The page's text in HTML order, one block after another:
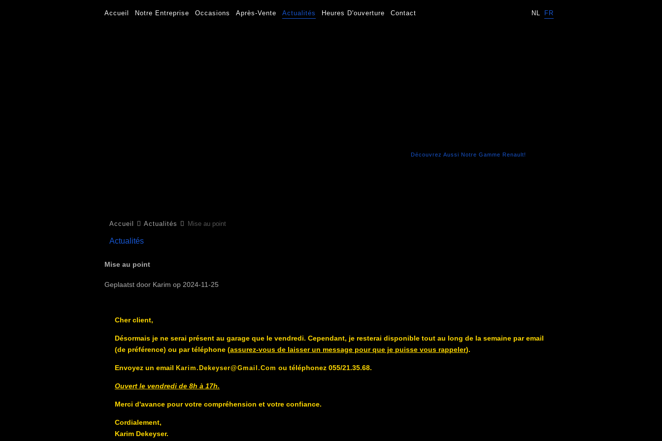
Accueil Notre Entreprise Occasions Après-Vente Actualités Heures D'ouverture Contact NL FR
Découvrez Aussi Notre Gamme Renault!
Accueil Actualités Mise au point
Actualités
Mise au point
Geplaatst door Karim op 2024-11-25
Cher client,
Désormais je ne serai présent au garage que le vendredi. Cependant, je resterai disponible tout au long de la semaine par email
(de préférence) ou par téléphone (assurez-vous de laisser un message pour que je puisse vous rappeler).
Envoyez un email Karim.dekeyser@gmail.com ou téléphonez 055/21.35.68.
Ouvert le vendredi de 8h à 17h.
Merci d'avance pour votre compréhension et votre confiance.
Cordialement,
Karim Dekeyser.